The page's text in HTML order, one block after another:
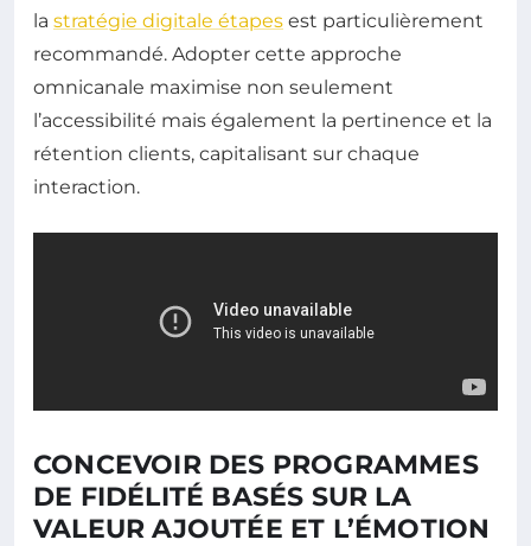
la stratégie digitale étapes est particulièrement
recommandé. Adopter cette approche
omnicanale maximise non seulement
l’accessibilité mais également la pertinence et la
rétention clients, capitalisant sur chaque
interaction.
CONCEVOIR DES PROGRAMMES
DE FIDÉLITÉ BASÉS SUR LA
VALEUR AJOUTÉE ET L’ÉMOTION